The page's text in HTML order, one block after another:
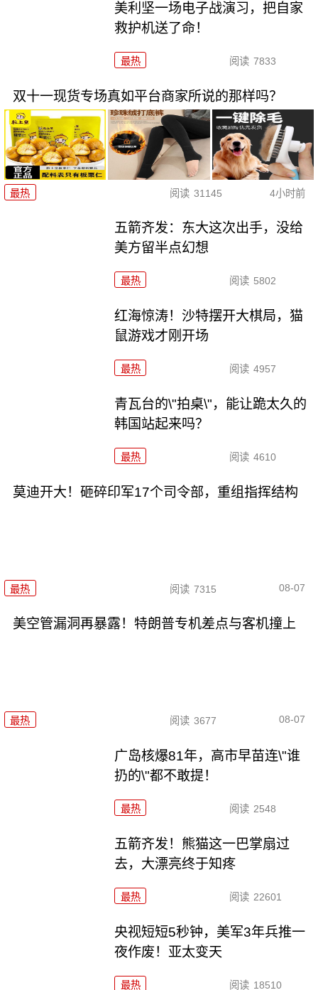
美利坚一场电子战演习，把自家
救护机送了命！
最热 阅读 7833
双十一现货专场真如平台商家所说的那样吗？
最热 阅读 31145 4小时前
五箭齐发：东大这次出手，没给
美方留半点幻想
最热 阅读 5802
红海惊涛！沙特摆开大棋局，猫
鼠游戏才刚开场
最热 阅读 4957
青瓦台的\"拍桌\"，能让跪太久的
韩国站起来吗？
最热 阅读 4610
莫迪开大！砸碎印军17个司令部，重组指挥结构
最热 阅读 7315 08-07
美空管漏洞再暴露！特朗普专机差点与客机撞上
最热 阅读 3677 08-07
广岛核爆81年，高市早苗连\"谁
扔的\"都不敢提！
最热 阅读 2548
五箭齐发！熊猫这一巴掌扇过
去，大漂亮终于知疼
最热 阅读 22601
央视短短5秒钟，美军3年兵推一
夜作废！亚太变天
最热 阅读 18510